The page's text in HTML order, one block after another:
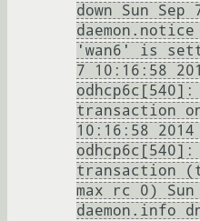
down Sun
'wan6' is
7 10:16:58
transaction
10:16:58
transaction
max rc 0) Sun
daemon.info